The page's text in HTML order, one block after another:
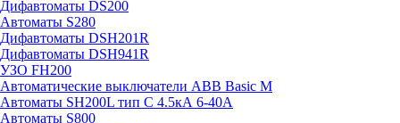
Дифавтоматы DS200
Автоматы S280
Дифавтоматы DSH201R
Дифавтоматы DSH941R
УЗО FH200
Автоматические выключатели ABB Basic M
Автоматы SH200L тип С 4.5кА 6-40А
Автоматы S800